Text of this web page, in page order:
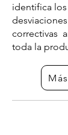
identifica
correctivas
toda la